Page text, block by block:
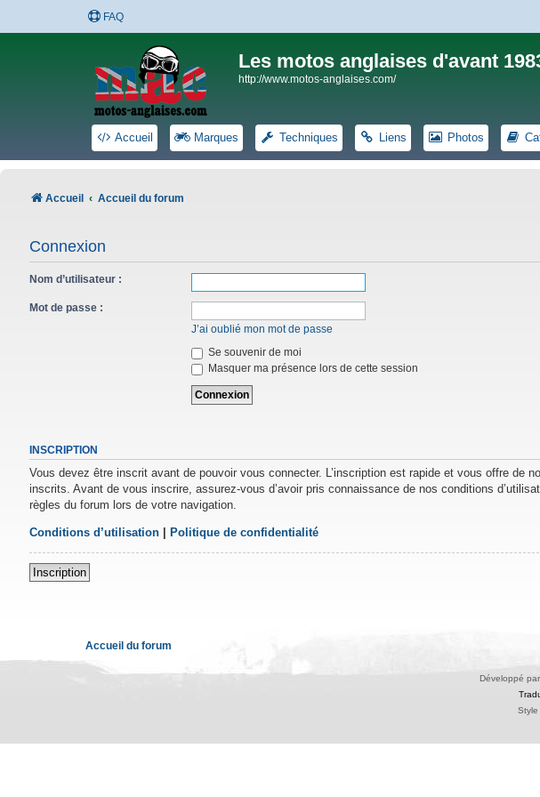
FAQ
Les motos anglaises d'avant
http://www.motos-anglaises.com/
Accueil Marques Techniques Liens Photos
Accueil Accueil du forum
Connexion
Nom d’utilisateur :
Mot de passe :
J’ai oublié mon mot de passe
Se souvenir de moi
Masquer ma présence lors de cette session
INSCRIPTION
Vous devez être inscrit avant de pouvoir vous connecter. L’inscription est rapide et vous offre
inscrits. Avant de vous inscrire, assurez-vous d’avoir pris connaissance de nos conditions
règles du forum lors de votre navigation.
Conditions d’utilisation Politique de confidentialité
Inscription
Accueil du forum
Développé par
Style